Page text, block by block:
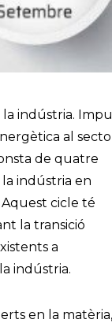
la indústria.
al
de quatre
la indústria en
cicle té
la transició
a
indústria.
en la matèria,